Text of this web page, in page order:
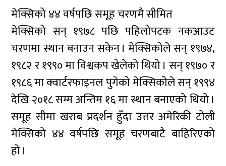
मेक्सिको ४४ वर्षपछि समूह चरणमै सीमित
मेक्सिको सन् १९७८ पछि पहिलोपटक नकआउट
चरणमा स्थान बनाउन सकेन । मेक्सिकोले सन् १९७४,
१९८२ र १९९० मा विश्वकप खेलेको थियो । सन् १९७० र
१९८६ मा क्वार्टरफाइनल पुगेको मेक्सिकोले सन् १९९४
देखि २०१८ सम्म अन्तिम १६ मा स्थान बनाएको थियो ।
समूह सीमा खराब प्रदर्शन हुँदा उत्तर अमेरिकी टोली
मेक्सिको ४४ वर्षपछि समूह चरणबाटै बाहिरिएको
हो ।